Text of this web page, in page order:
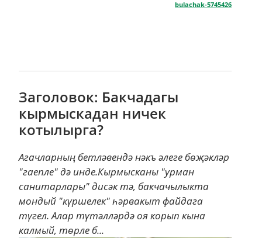
bulachak-5745426
Заголовок: Бакчадагы
кырмыскадан ничек
котылырга?
Агачларның бетләвендә нәкъ әлеге бөҗәкләр
"гаепле" дә инде.Кырмысканы "урман
санитарлары" дисәк тә, бакчачылыкта
мондый "күршелек" һәрвакыт файдага
түгел. Алар түтәлләрдә оя корып кына
калмый, төрле б...